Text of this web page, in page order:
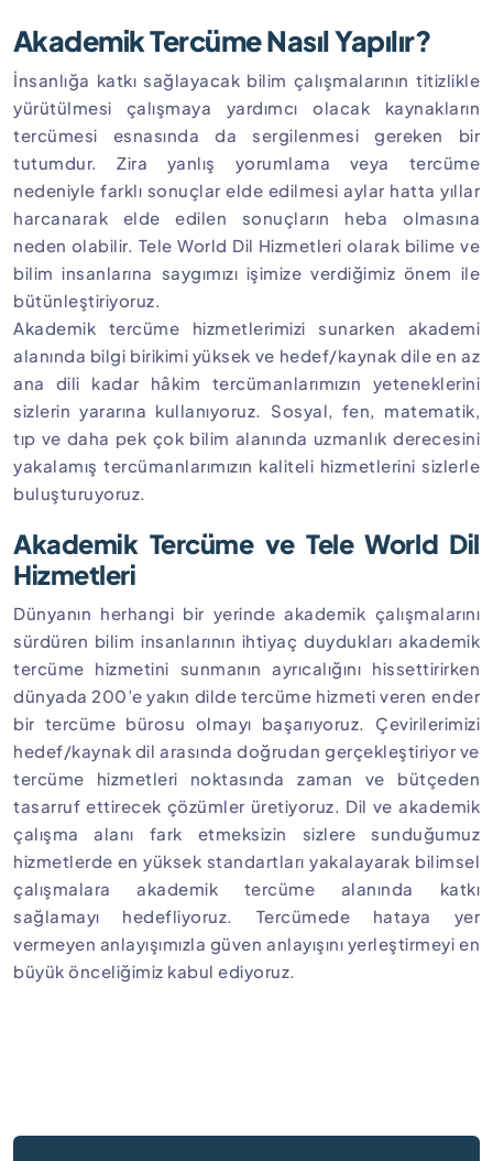
Akademik Tercüme Nasıl Yapılır?
İnsanlığa katkı sağlayacak bilim çalışmalarının titizlikle
yürütülmesi çalışmaya yardımcı olacak kaynakların
tercümesi esnasında da sergilenmesi gereken bir
tutumdur. Zira yanlış yorumlama veya tercüme
nedeniyle farklı sonuçlar elde edilmesi aylar hatta yıllar
harcanarak elde edilen sonuçların heba olmasına
neden olabilir. Tele World Dil Hizmetleri olarak bilime ve
bilim insanlarına saygımızı işimize verdiğimiz önem ile
bütünleştiriyoruz.
Akademik tercüme hizmetlerimizi sunarken akademi
alanında bilgi birikimi yüksek ve hedef/kaynak dile en az
ana dili kadar hâkim tercümanlarımızın yeteneklerini
sizlerin yararına kullanıyoruz. Sosyal, fen, matematik,
tıp ve daha pek çok bilim alanında uzmanlık derecesini
yakalamış tercümanlarımızın kaliteli hizmetlerini sizlerle
buluşturuyoruz.
Akademik Tercüme ve Tele World Dil
Hizmetleri
Dünyanın herhangi bir yerinde akademik çalışmalarını
sürdüren bilim insanlarının ihtiyaç duydukları akademik
tercüme hizmetini sunmanın ayrıcalığını hissettirirken
dünyada 200’e yakın dilde tercüme hizmeti veren ender
bir tercüme bürosu olmayı başarıyoruz. Çevirilerimizi
hedef/kaynak dil arasında doğrudan gerçekleştiriyor ve
tercüme hizmetleri noktasında zaman ve bütçeden
tasarruf ettirecek çözümler üretiyoruz. Dil ve akademik
çalışma alanı fark etmeksizin sizlere sunduğumuz
hizmetlerde en yüksek standartları yakalayarak bilimsel
çalışmalara akademik tercüme alanında katkı
sağlamayı hedefliyoruz. Tercümede hataya yer
vermeyen anlayışımızla güven anlayışını yerleştirmeyi en
büyük önceliğimiz kabul ediyoruz.